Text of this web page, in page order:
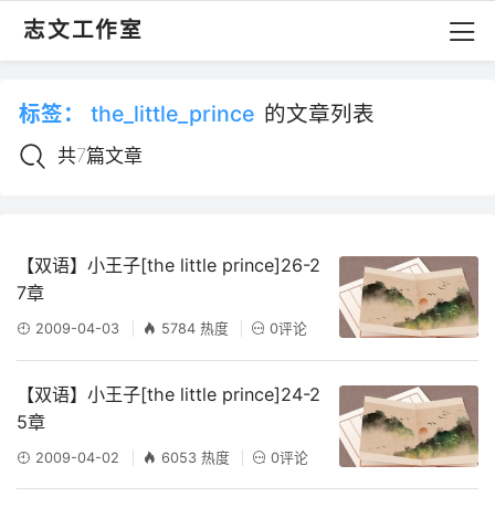
志文工作室
标签： the_little_prince 的文章列表
共7篇文章
【双语】小王子[the little prince]26-2
7章
2009-04-03 5784 热度 0评论
【双语】小王子[the little prince]24-2
5章
2009-04-02 6053 热度 0评论